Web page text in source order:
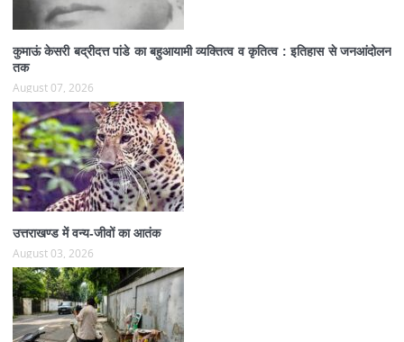
कुमाऊं केसरी बद्रीदत्त पांडे का बहुआयामी व्यक्तित्व व कृतित्व : इतिहास से जनआंदोलन
तक
August 07, 2026
उत्तराखण्ड में वन्य-जीवों का आतंक
August 03, 2026